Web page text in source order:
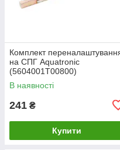
Комплект
на СПГ Aquatronic
(5604001T00800)
В наявності
241 ₴
Купити